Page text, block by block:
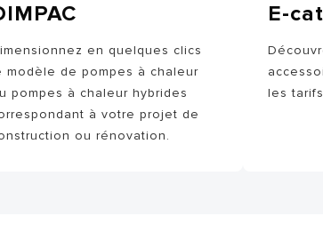
en quelques clics
modèle de pompes à chaleur
pompes à chaleur hybrides
à votre projet de
ou rénovation.
E-
les